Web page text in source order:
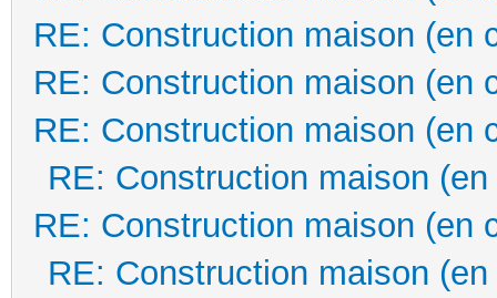
RE: Construction maison (en
RE: Construction maison (en
RE: Construction maison (en
RE: Construction maison
RE: Construction maison (en
RE: Construction maison